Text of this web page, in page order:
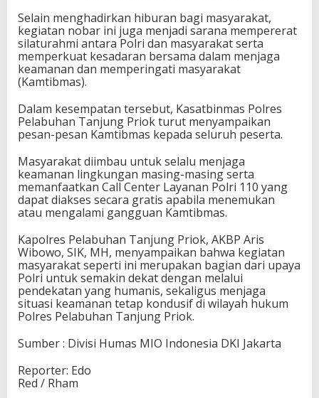
Selain menghadirkan hiburan bagi masyarakat,
kegiatan nobar ini juga menjadi sarana mempererat
silaturahmi antara Polri dan masyarakat serta
memperkuat kesadaran bersama dalam menjaga
keamanan dan memperingati masyarakat
(Kamtibmas).
Dalam kesempatan tersebut, Kasatbinmas Polres
Pelabuhan Tanjung Priok turut menyampaikan
pesan-pesan Kamtibmas kepada seluruh peserta.
Masyarakat diimbau untuk selalu menjaga
keamanan lingkungan masing-masing serta
memanfaatkan Call Center Layanan Polri 110 yang
dapat diakses secara gratis apabila menemukan
atau mengalami gangguan Kamtibmas.
Kapolres Pelabuhan Tanjung Priok, AKBP Aris
Wibowo, SIK, MH, menyampaikan bahwa kegiatan
masyarakat seperti ini merupakan bagian dari upaya
Polri untuk semakin dekat dengan melalui
pendekatan yang humanis, sekaligus menjaga
situasi keamanan tetap kondusif di wilayah hukum
Polres Pelabuhan Tanjung Priok.
Sumber : Divisi Humas MIO Indonesia DKI Jakarta
Reporter: Edo
Red / Rham